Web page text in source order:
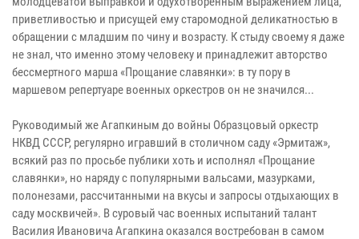
приветливостью и присущей ему старомодной деликатностью в
обращении с младшим по чину и возрасту. К стыду своему я даже
не знал, что именно этому человеку и принадлежит авторство
бессмертного марша «Прощание славянки»: в ту пору в
маршевом репертуаре военных оркестров он не значился...
Руководимый же Агапкиным до войны Образцовый оркестр
НКВД СССР, регулярно игравший в столичном саду «Эрмитаж»,
всякий раз по просьбе публики хоть и исполнял «Прощание
славянки», но наряду с популярными вальсами, мазурками,
полонезами, рассчитанными на вкусы и запросы отдыхающих в
саду москвичей». В суровый час военных испытаний талант
Василия Ивановича Агапкина оказался востребован в самом